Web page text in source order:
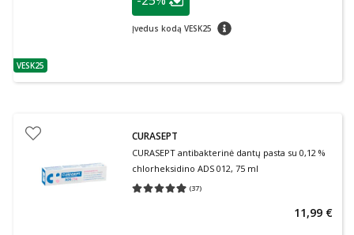
patarimas
VESK25
Lojalumo klubo narių nuolaida
Įvedus kodą VESK25 patarimas
CURASEPT
CURASEPT antibakterinė dantų pasta su 0,12 %
chlorheksidino ADS 012, 75 ml
(37)
Vidutinis įvertinimas 4.97
11,99 €